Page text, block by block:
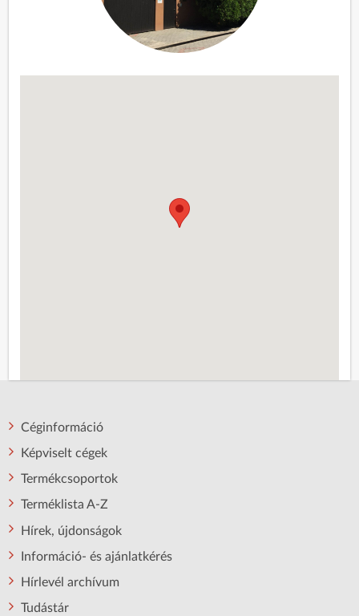
Céginformáció
Képviselt cégek
Termékcsoportok
Terméklista A-Z
Hírek, újdonságok
Információ- és ajánlatkérés
Hírlevél archívum
Tudástár